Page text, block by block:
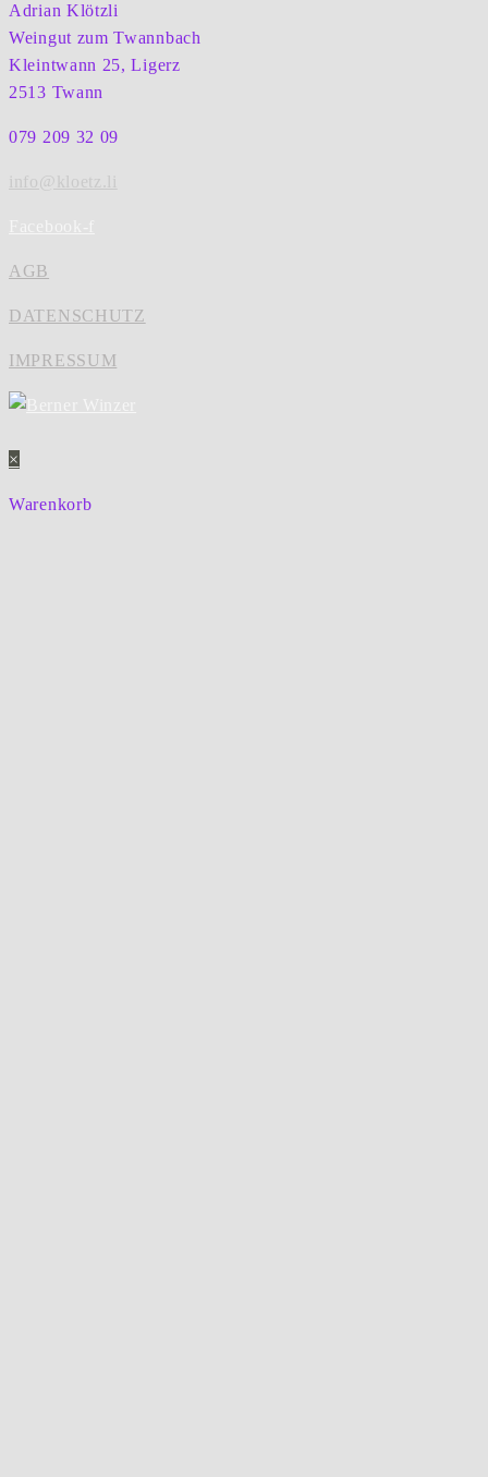
Adrian Klötzli
Weingut zum Twannbach
Kleintwann 25, Ligerz
2513 Twann
079 209 32 09
info@kloetz.li
AGB
DATENSCHUTZ
IMPRESSUM
×
Warenkorb